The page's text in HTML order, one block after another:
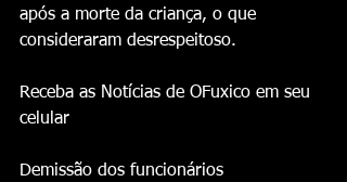
após a morte da criança, o que
consideraram desrespeitoso.
Receba as Notícias de OFuxico em seu
celular
Demissão dos funcionários